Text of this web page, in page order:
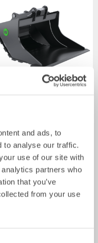
and ads, to
to analyse our traffic.
use of our site with
partners who
that you’ve
from your use